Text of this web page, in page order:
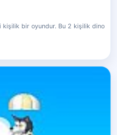
bir oyundur. Bu 2 kişilik dino